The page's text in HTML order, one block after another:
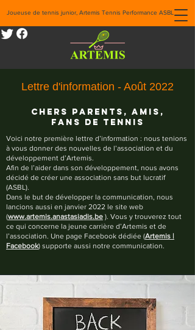
Joueuse de tennis junior, Artemis Tennis Performance ASBL
Lettre d'information - Août 2022
Chers Parents, Amis,
Fans de tennis
Voici notre première lettre d’information : nous tenions
à vous donner des nouvelles de l’association et du
développement d’Artemis.
Afin de l’aider dans son développement, nous avons
décidé de créer une association sans but lucratif
(ASBL).
Dans le but de développer la communication, nous
lancions aussi en janvier 2022 le site web
(www.artemis.anastasiadis.be ). Vous y trouverez tout
ce qui concerne la jeune carrière d’Artemis et de
l’association. Une page Facebook dédiée (Artemis |
Facebook) supporte aussi notre communication.